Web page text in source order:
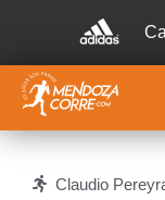
Claudio